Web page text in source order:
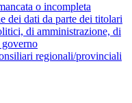
o incompleta
dei dati da parte dei titolari
di amministrazione, di
regionali/provinciali